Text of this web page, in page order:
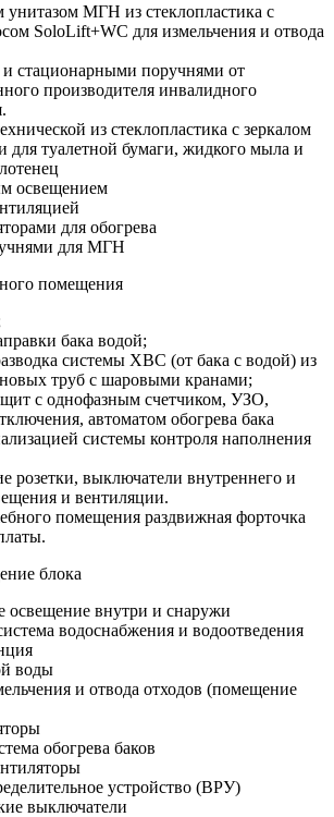
МГН из стеклопластика с
SoloLift+WC для измельчения и отвода
стационарными поручнями от
производителя инвалидного
из стеклопластика с зеркалом
для туалетной бумаги, жидкого мыла и
освещением
для обогрева
для МГН
помещения
бака водой;
системы ХВС (от бака с водой) из
труб с шаровыми кранами;
с однофазным счетчиком, УЗО,
автоматом обогрева бака
системы контроля наполнения
розетки, выключатели внутреннего и
и вентиляции.
помещения раздвижная форточка
блока
освещение внутри и снаружи
водоснабжения и водоотведения
воды
и отвода отходов (помещение
обогрева баков
устройство (ВРУ)
выключатели